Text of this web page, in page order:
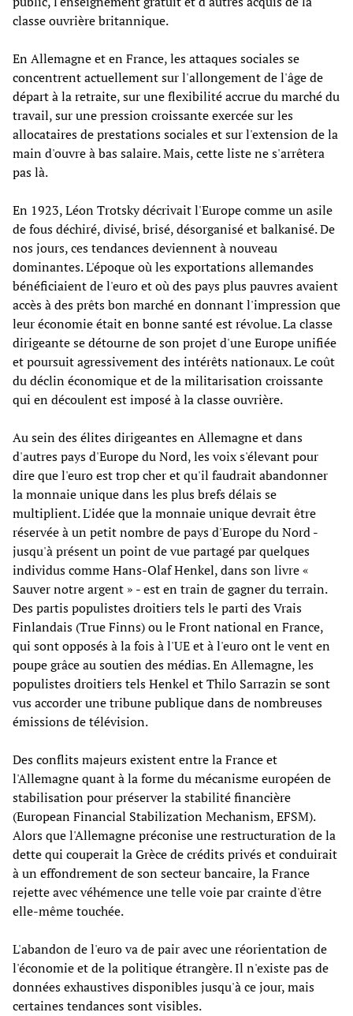
classe ouvrière britannique.
En Allemagne et en France, les attaques sociales se
concentrent actuellement sur l'allongement de l'âge de
départ à la retraite, sur une flexibilité accrue du marché du
travail, sur une pression croissante exercée sur les
allocataires de prestations sociales et sur l'extension de la
main d'ouvre à bas salaire. Mais, cette liste ne s'arrêtera
pas là.
En 1923, Léon Trotsky décrivait l'Europe comme un asile
de fous déchiré, divisé, brisé, désorganisé et balkanisé. De
nos jours, ces tendances deviennent à nouveau
dominantes. L'époque où les exportations allemandes
bénéficiaient de l'euro et où des pays plus pauvres avaient
accès à des prêts bon marché en donnant l'impression que
leur économie était en bonne santé est révolue. La classe
dirigeante se détourne de son projet d'une Europe unifiée
et poursuit agressivement des intérêts nationaux. Le coût
du déclin économique et de la militarisation croissante
qui en découlent est imposé à la classe ouvrière.
Au sein des élites dirigeantes en Allemagne et dans
d'autres pays d'Europe du Nord, les voix s'élevant pour
dire que l'euro est trop cher et qu'il faudrait abandonner
la monnaie unique dans les plus brefs délais se
multiplient. L'idée que la monnaie unique devrait être
réservée à un petit nombre de pays d'Europe du Nord -
jusqu'à présent un point de vue partagé par quelques
individus comme Hans-Olaf Henkel, dans son livre «
Sauver notre argent » - est en train de gagner du terrain.
Des partis populistes droitiers tels le parti des Vrais
Finlandais (True Finns) ou le Front national en France,
qui sont opposés à la fois à l'UE et à l'euro ont le vent en
poupe grâce au soutien des médias. En Allemagne, les
populistes droitiers tels Henkel et Thilo Sarrazin se sont
vus accorder une tribune publique dans de nombreuses
émissions de télévision.
Des conflits majeurs existent entre la France et
l'Allemagne quant à la forme du mécanisme européen de
stabilisation pour préserver la stabilité financière
(European Financial Stabilization Mechanism, EFSM).
Alors que l'Allemagne préconise une restructuration de la
dette qui couperait la Grèce de crédits privés et conduirait
à un effondrement de son secteur bancaire, la France
rejette avec véhémence une telle voie par crainte d'être
elle-même touchée.
L'abandon de l'euro va de pair avec une réorientation de
l'économie et de la politique étrangère. Il n'existe pas de
données exhaustives disponibles jusqu'à ce jour, mais
certaines tendances sont visibles.